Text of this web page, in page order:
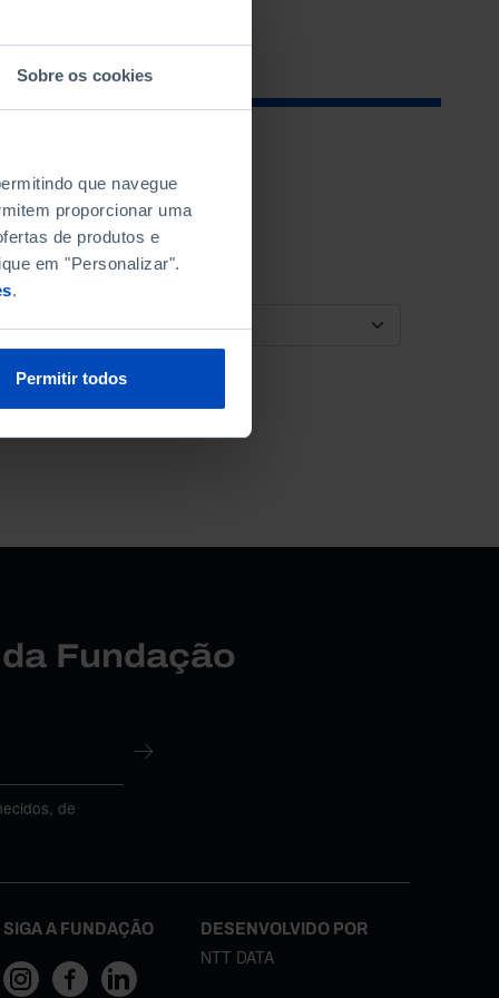
Sobre os cookies
que navegue
proporcionar uma
de produtos e
em "Personalizar".
.
Permitir todos
ORDENAR POR
Fundação
de
SIGA A FUNDAÇÃO DESENVOLVIDO POR
NTT DATA